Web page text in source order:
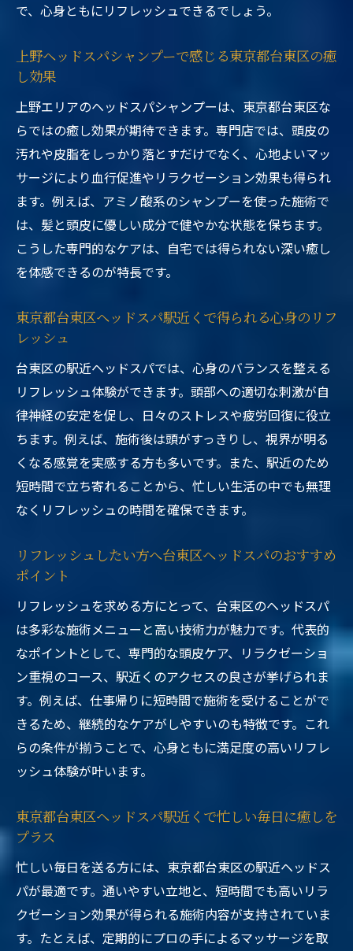
で、心身ともにリフレッシュできるでしょう。
上野ヘッドスパシャンプーで感じる東京都台東区の癒
し効果
上野エリアのヘッドスパシャンプーは、東京都台東区な
らではの癒し効果が期待できます。専門店では、頭皮の
汚れや皮脂をしっかり落とすだけでなく、心地よいマッ
サージにより血行促進やリラクゼーション効果も得られ
ます。例えば、アミノ酸系のシャンプーを使った施術で
は、髪と頭皮に優しい成分で健やかな状態を保ちます。
こうした専門的なケアは、自宅では得られない深い癒し
を体感できるのが特長です。
東京都台東区ヘッドスパ駅近くで得られる心身のリフ
レッシュ
台東区の駅近ヘッドスパでは、心身のバランスを整える
リフレッシュ体験ができます。頭部への適切な刺激が自
律神経の安定を促し、日々のストレスや疲労回復に役立
ちます。例えば、施術後は頭がすっきりし、視界が明る
くなる感覚を実感する方も多いです。また、駅近のため
短時間で立ち寄れることから、忙しい生活の中でも無理
なくリフレッシュの時間を確保できます。
リフレッシュしたい方へ台東区ヘッドスパのおすすめ
ポイント
リフレッシュを求める方にとって、台東区のヘッドスパ
は多彩な施術メニューと高い技術力が魅力です。代表的
なポイントとして、専門的な頭皮ケア、リラクゼーショ
ン重視のコース、駅近くのアクセスの良さが挙げられま
す。例えば、仕事帰りに短時間で施術を受けることがで
きるため、継続的なケアがしやすいのも特徴です。これ
らの条件が揃うことで、心身ともに満足度の高いリフレ
ッシュ体験が叶います。
東京都台東区ヘッドスパ駅近くで忙しい毎日に癒しを
プラス
忙しい毎日を送る方には、東京都台東区の駅近ヘッドス
パが最適です。通いやすい立地と、短時間でも高いリラ
クゼーション効果が得られる施術内容が支持されていま
す。たとえば、定期的にプロの手によるマッサージを取